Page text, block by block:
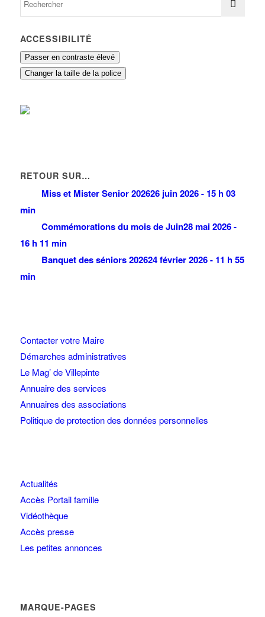
ACCESSIBILITÉ
Passer en contraste élevé
Changer la taille de la police
RETOUR SUR…
Miss et Mister Senior 202626 juin 2026 - 15 h 03
min
Commémorations du mois de Juin28 mai 2026 -
16 h 11 min
Banquet des séniors 202624 février 2026 - 11 h 55
min
Contacter votre Maire
Démarches administratives
Le Mag’ de Villepinte
Annuaire des services
Annuaires des associations
Politique de protection des données personnelles
Actualités
Accès Portail famille
Vidéothèque
Accès presse
Les petites annonces
MARQUE-PAGES